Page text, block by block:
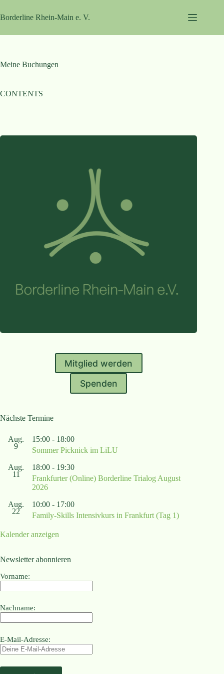
Inhalt
springen
Borderline Rhein-Main e. V.
Meine Buchungen
CONTENTS
Mitglied werden
Spenden
Nächste Termine
Aug.
9
15:00 - 18:00
Sommer Picknick im LiLU
Aug.
11
18:00 - 19:30
Frankfurter (Online) Borderline Trialog August
2026
Aug.
22
10:00 - 17:00
Family-Skills Intensivkurs in Frankfurt (Tag 1)
Kalender anzeigen
Newsletter abonnieren
Vorname:
Nachname:
E-Mail-Adresse: